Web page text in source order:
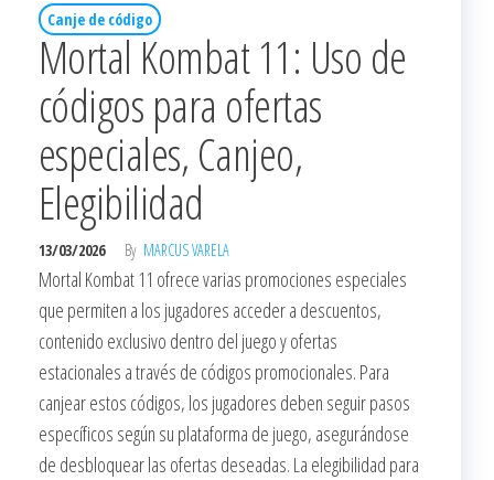
Canje de código
Mortal Kombat 11: Uso de
códigos para ofertas
especiales, Canjeo,
Elegibilidad
13/03/2026 By MARCUS VARELA
Mortal Kombat 11 ofrece varias promociones especiales
que permiten a los jugadores acceder a descuentos,
contenido exclusivo dentro del juego y ofertas
estacionales a través de códigos promocionales. Para
canjear estos códigos, los jugadores deben seguir pasos
específicos según su plataforma de juego, asegurándose
de desbloquear las ofertas deseadas. La elegibilidad para